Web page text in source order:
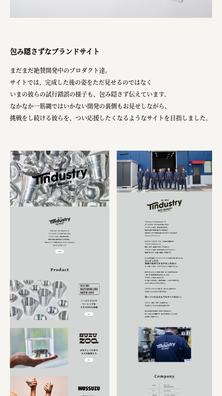
包み隠さずなブランドサイト
まだまだ絶賛開発中のプロダクト達。
サイトでは、完成した後の姿をただ見せるのではなく
いまの彼らの試行錯誤の様子も、包み隠さず伝えています。
なかなか一筋縄ではいかない開発の裏側もお見せしながら、
挑戦をし続ける彼らを、つい応援したくなるようなサイトを目指しました。